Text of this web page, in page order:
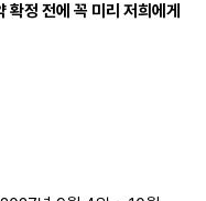
확정 전에 꼭 미리 저희에게